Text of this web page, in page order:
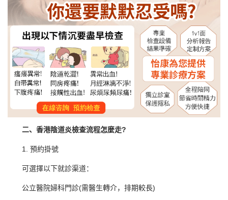
二、香港陰道炎檢查流程怎麼走?
1. 預約掛號
可選擇以下就診渠道：
公立醫院婦科門診(需醫生轉介，排期較長)